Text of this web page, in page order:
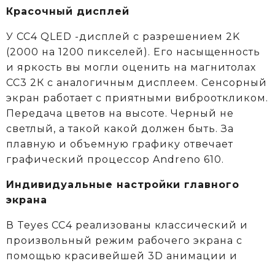
Красочный дисплей
У CC4 QLED -дисплей с разрешением 2K
(2000 на 1200 пикселей). Его насыщенность
и яркость вы могли оценить на магнитолах
CC3 2К c аналогичным дисплеем. Сенсорный
экран работает с приятными виброоткликом.
Передача цветов на высоте. Черный не
светлый, а такой какой должен быть. За
плавную и объемную графику отвечает
графический процессор Andreno 610.
Индивидуальные настройки главного
экрана
В Teyes СС4 реализованы классический и
произвольный режим рабочего экрана с
помощью красивейшей 3D анимации и